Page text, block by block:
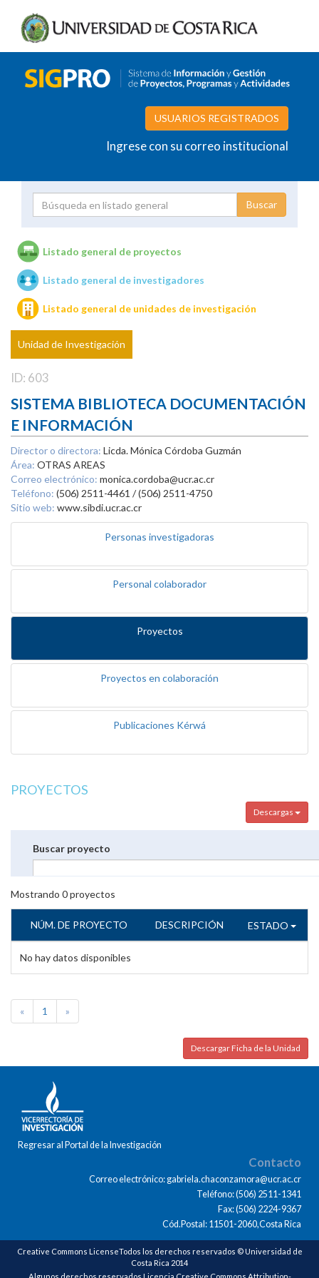
USUARIOS REGISTRADOS
Ingrese con su correo institucional
Unidades de investigación
Listado general de proyectos
Listado general de investigadores
Listado general de unidades de investigación
Unidad de Investigación
ID: 603
SISTEMA BIBLIOTECA DOCUMENTACIÓN
E INFORMACIÓN
Director o directora: Licda. Mónica Córdoba Guzmán
Área: OTRAS AREAS
Correo electrónico: monica.cordoba@ucr.ac.cr
Teléfono: (506) 2511-4461 / (506) 2511-4750
Sitio web: www.sibdi.ucr.ac.cr
Personas investigadoras
Personal colaborador
Proyectos
Proyectos en colaboración
Publicaciones Kérwá
PROYECTOS
Descargas
Buscar proyecto
Mostrando 0proyectos
NÚM. DE PROYECTO DESCRIPCIÓN ESTADO
No hay datos disponibles
« 1 »
Descargar Ficha de la Unidad
Regresar al Portal de la Investigación
Contacto
Correo electrónico: gabriela.chaconzamora@ucr.ac.cr
Teléfono: (506) 2511-1341
Fax: (506) 2224-9367
Cód.Postal: 11501-2060,Costa Rica
Creative Commons LicenseTodos los derechos reservados © Universidad de
Costa Rica 2014